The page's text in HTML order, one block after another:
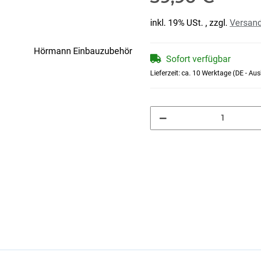
inkl. 19% USt. , zzgl.
Sofort verfügbar
Lieferzeit:ca. 10 Werktage (DE -